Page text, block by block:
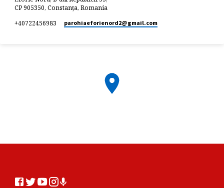
CP 905350, Constanța, Romania
+40722456983
parohiaeforienord2​@gmail.com